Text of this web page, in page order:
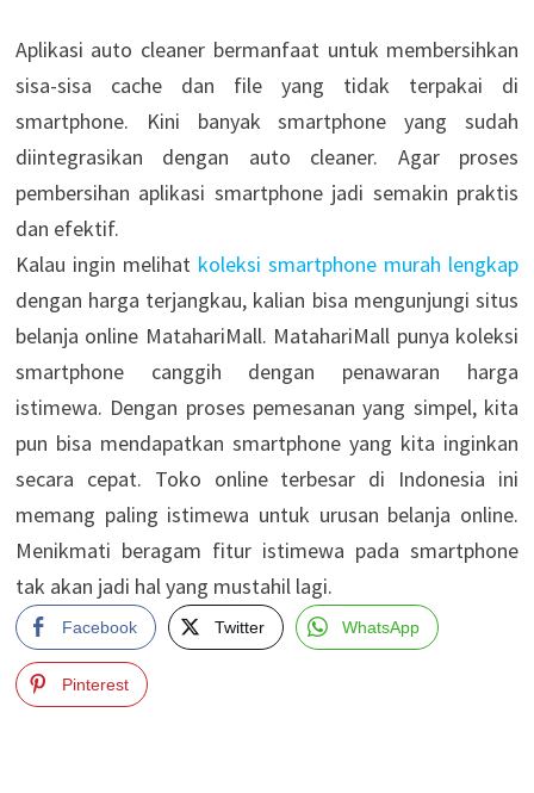
Aplikasi auto cleaner bermanfaat untuk membersihkan
sisa-sisa cache dan file yang tidak terpakai di
smartphone. Kini banyak smartphone yang sudah
diintegrasikan dengan auto cleaner. Agar proses
pembersihan aplikasi smartphone jadi semakin praktis
dan efektif.
Kalau ingin melihat koleksi smartphone murah lengkap
dengan harga terjangkau, kalian bisa mengunjungi situs
belanja online MatahariMall. MatahariMall punya koleksi
smartphone canggih dengan penawaran harga
istimewa. Dengan proses pemesanan yang simpel, kita
pun bisa mendapatkan smartphone yang kita inginkan
secara cepat. Toko online terbesar di Indonesia ini
memang paling istimewa untuk urusan belanja online.
Menikmati beragam fitur istimewa pada smartphone
tak akan jadi hal yang mustahil lagi.
Facebook Twitter WhatsApp
Pinterest